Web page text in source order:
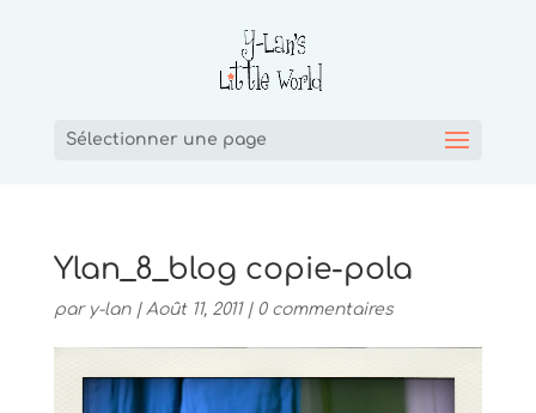
Sélectionner une page
Ylan_8_blog copie-pola
par y-lan| Août 11, 2011| 0 commentaires